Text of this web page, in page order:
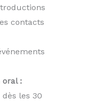
contacts
oral :
dès les 30